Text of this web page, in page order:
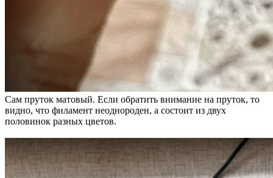
Сам пруток матовый. Если обратить внимание на пруток, то
видно, что филамент неоднороден, а состоит из двух
половинок разных цветов.